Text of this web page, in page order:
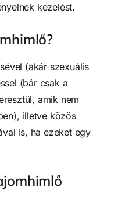
kezelést.
(akár szexuális
(bár csak a
amik nem
illetve közös
is, ha ezeket egy